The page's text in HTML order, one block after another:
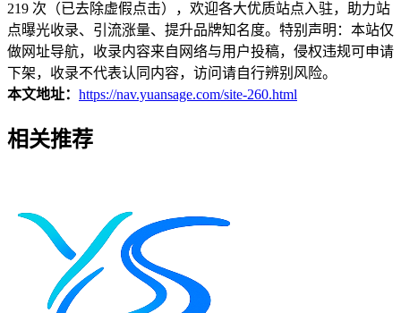
219 次（已去除虚假点击），欢迎各大优质站点入驻，助力站
点曝光收录、引流涨量、提升品牌知名度。特别声明：本站仅
做网址导航，收录内容来自网络与用户投稿，侵权违规可申请
下架，收录不代表认同内容，访问请自行辨别风险。
本文地址： https://nav.yuansage.com/site-260.html
相关推荐